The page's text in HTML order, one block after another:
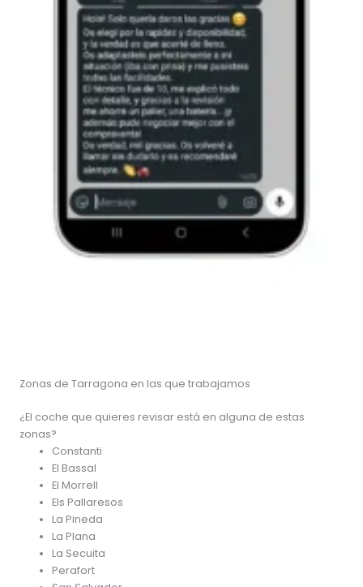
Zonas de Tarragona en las que trabajamos
¿El coche que quieres revisar está en alguna de estas
zonas?
Constanti
El Bassal
El Morrell
Els Pallaresos
La Pineda
La Plana
La Secuita
Perafort